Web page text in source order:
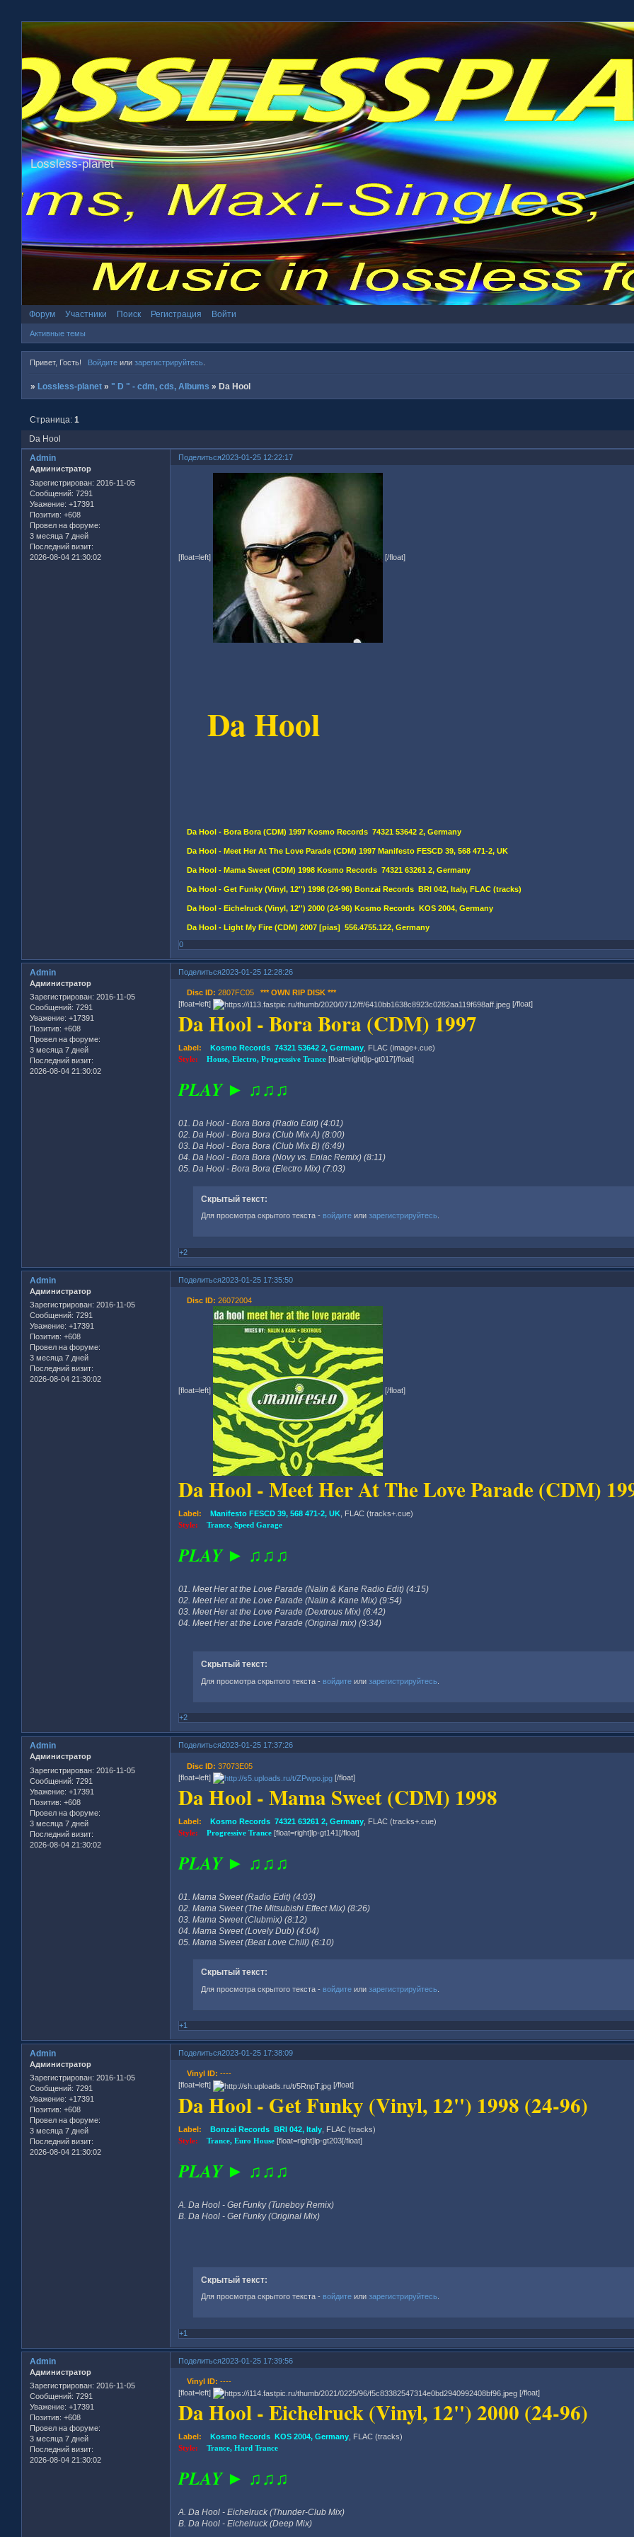
Lossless-planet
Форум Участники Поиск Регистрация Войти
Активные темы
Привет, Гость! Войдитеили зарегистрируйтесь.
» Lossless-planet » " D " - cdm, cds, Albums » Da Hool
Da Hool
Страница:1
Поделиться2023-01-25 12:22:17
Admin
Администратор
Зарегистрирован: 2016-11-05
Сообщений: 7291
Уважение: +17391
Позитив: +608
Провел на форуме:
3 месяца 7 дней
Последний визит:
2026-08-04 21:30:02
[float=left] [/float]
Da Hool
Da Hool - Bora Bora (CDM) 1997 Kosmo Records 74321 53642 2, Germany
Da Hool - Meet Her At The Love Parade (CDM) 1997 Manifesto FESCD 39, 568 471-2, UK
Da Hool - Mama Sweet (CDM) 1998 Kosmo Records 74321 63261 2, Germany
Da Hool - Get Funky (Vinyl, 12'') 1998 (24-96) Bonzai Records BRI 042, Italy, FLAC (tracks)
Da Hool - Eichelruck (Vinyl, 12'') 2000 (24-96) Kosmo Records KOS 2004, Germany
Da Hool - Light My Fire (CDM) 2007 [pias] 556.4755.122, Germany
0
Поделиться2023-01-25 12:28:26
Admin
Администратор
Зарегистрирован: 2016-11-05
Сообщений: 7291
Уважение: +17391
Позитив: +608
Провел на форуме:
3 месяца 7 дней
Последний визит:
2026-08-04 21:30:02
Disc ID: 2807FC05*** OWN RIP DISK ***
[float=left]
[/float]
Da Hool - Bora Bora (CDM) 1997
Label: Kosmo Records 74321 53642 2, Germany, FLAC (image+.cue)
Style:House, Electro, Progressive Trance [float=right]lp-gt017[/float]
PLAY ► ♫♫♫
01. Da Hool - Bora Bora (Radio Edit) (4:01)
02. Da Hool - Bora Bora (Club Mix A) (8:00)
03. Da Hool - Bora Bora (Club Mix B) (6:49)
04. Da Hool - Bora Bora (Novy vs. Eniac Remix) (8:11)
05. Da Hool - Bora Bora (Electro Mix) (7:03)
Скрытый текст:
Для просмотра скрытого текста - войдитеили зарегистрируйтесь
+2
Поделиться2023-01-25 17:35:50
Admin
Администратор
Зарегистрирован: 2016-11-05
Сообщений: 7291
Уважение: +17391
Позитив: +608
Провел на форуме:
3 месяца 7 дней
Последний визит:
2026-08-04 21:30:02
Disc ID: 26072004
[float=left] [/float]
Da Hool - Meet Her At The Love Parade (CDM)
Label: Manifesto FESCD 39, 568 471-2, UK , FLAC (tracks+.cue)
Style:Trance, Speed Garage
PLAY ► ♫♫♫
01. Meet Her at the Love Parade (Nalin & Kane Radio Edit) (4:15)
02. Meet Her at the Love Parade (Nalin & Kane Mix) (9:54)
03. Meet Her at the Love Parade (Dextrous Mix) (6:42)
04. Meet Her at the Love Parade (Original mix) (9:34)
Скрытый текст:
Для просмотра скрытого текста - войдитеили зарегистрируйтесь
+2
Поделиться2023-01-25 17:37:26
Admin
Администратор
Зарегистрирован: 2016-11-05
Сообщений: 7291
Уважение: +17391
Позитив: +608
Провел на форуме:
3 месяца 7 дней
Последний визит:
2026-08-04 21:30:02
Disc ID: 37073E05
[float=left]
[/float]
Da Hool - Mama Sweet (CDM) 1998
Label: Kosmo Records 74321 63261 2, Germany , FLAC (tracks+.cue)
Style:Progressive Trance[float=right]lp-gt141[/float]
PLAY ► ♫♫♫
01. Mama Sweet (Radio Edit) (4:03)
02. Mama Sweet (The Mitsubishi Effect Mix) (8:26)
03. Mama Sweet (Clubmix) (8:12)
04. Mama Sweet (Lovely Dub) (4:04)
05. Mama Sweet (Beat Love Chill) (6:10)
Скрытый текст:
Для просмотра скрытого текста - войдитеили зарегистрируйтесь
+1
Поделиться2023-01-25 17:38:09
Admin
Администратор
Зарегистрирован: 2016-11-05
Сообщений: 7291
Уважение: +17391
Позитив: +608
Провел на форуме:
3 месяца 7 дней
Последний визит:
2026-08-04 21:30:02
Vinyl ID: ----
[float=left]
[/float]
Da Hool - Get Funky (Vinyl, 12'') 1998 (24-96)
Label: Bonzai Records BRI 042, Italy , FLAC (tracks)
Style:Trance, Euro House[float=right]lp-gt203[/float]
PLAY ► ♫♫♫
A. Da Hool - Get Funky (Tuneboy Remix)
B. Da Hool - Get Funky (Original Mix)
Скрытый текст:
Для просмотра скрытого текста - войдитеили зарегистрируйтесь
+1
Поделиться2023-01-25 17:39:56
Admin
Администратор
Зарегистрирован: 2016-11-05
Сообщений: 7291
Уважение: +17391
Позитив: +608
Провел на форуме:
3 месяца 7 дней
Последний визит:
2026-08-04 21:30:02
Vinyl ID: ----
[float=left]
[/float]
Da Hool - Eichelruck (Vinyl, 12'') 2000 (24-96)
Label: Kosmo Records KOS 2004, Germany , FLAC (tracks)
Style:Trance, Hard Trance
PLAY ► ♫♫♫
A. Da Hool - Eichelruck (Thunder-Club Mix)
B. Da Hool - Eichelruck (Deep Mix)